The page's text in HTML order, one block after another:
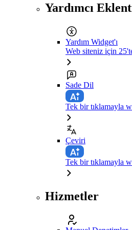
Yardımcı
Yardım Widget'ı
Web siteniz için
Sade Dil
Tek bir tıklamayla
Çeviri
Tek bir tıklamayla
Hizmetler